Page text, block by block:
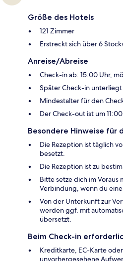
Größe des Hotels
121 Zimmer
Erstreckt sich über 6
Anreise/Abreise
Check-in ab: 15:00 Uhr,
Später Check-in
Mindestalter für den
Der Check-out ist um
Besondere Hinweise für
Die Rezeption ist täglich
besetzt.
Die Rezeption ist zu
Bitte setze dich im
Verbindung, wenn du
Von der Unterkunft zur
werden ggf. mit
übersetzt.
Beim Check-in
Kreditkarte, EC-Karte
unvorhergesehene